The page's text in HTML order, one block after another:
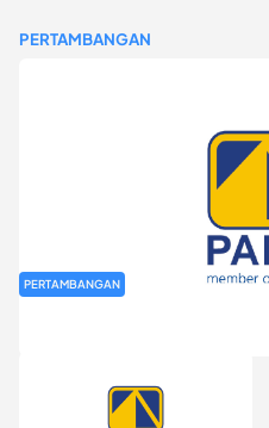
PERTAMBANGAN
PERTAMBANGAN